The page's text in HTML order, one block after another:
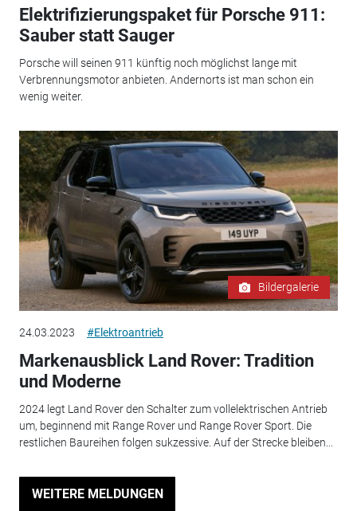
Elektrifizierungspaket für Porsche 911:
Sauber statt Sauger
Porsche will seinen 911 künftig noch möglichst lange mit
Verbrennungsmotor anbieten. Andernorts ist man schon ein
wenig weiter.
Bildergalerie
24.03.2023 #Elektroantrieb
Markenausblick Land Rover: Tradition
und Moderne
2024 legt Land Rover den Schalter zum vollelektrischen Antrieb
um, beginnend mit Range Rover und Range Rover Sport. Die
restlichen Baureihen folgen sukzessive. Auf der Strecke bleiben...
WEITERE MELDUNGEN